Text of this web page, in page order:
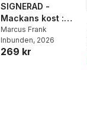
SIGNERAD -
Mackans kost :
Middagar och
matlådor
Marcus Frank
Inbunden, 2026
269 kr